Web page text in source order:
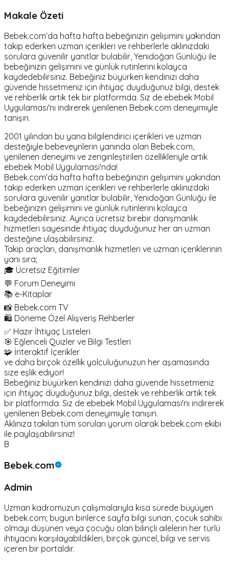
Makale Özeti
Bebek.com’da hafta hafta bebeğinizin gelişimini yakından
takip ederken uzman içerikleri ve rehberlerle aklınızdaki
sorulara güvenilir yanıtlar bulabilir, Yenidoğan Günlüğü ile
bebeğinizin gelişimini ve günlük rutinlerini kolayca
kaydedebilirsiniz. Bebeğiniz büyürken kendinizi daha
güvende hissetmeniz için ihtiyaç duyduğunuz bilgi, destek
ve rehberlik artık tek bir platformda. Siz de ebebek Mobil
Uygulaması'nı indirerek yenilenen Bebek.com deneyimiyle
tanışın.
2001 yılından bu yana bilgilendirici içerikleri ve uzman
desteğiyle bebeveynlerin yanında olan Bebek.com,
yenilenen deneyimi ve zenginleştirilen özellikleriyle artık
ebebek Mobil Uygulaması'nda!
Bebek.com’da hafta hafta bebeğinizin gelişimini yakından
takip ederken uzman içerikleri ve rehberlerle aklınızdaki
sorulara güvenilir yanıtlar bulabilir, Yenidoğan Günlüğü ile
bebeğinizin gelişimini ve günlük rutinlerini kolayca
kaydedebilirsiniz. Ayrıca ücretsiz birebir danışmanlık
hizmetleri sayesinde ihtiyaç duyduğunuz her an uzman
desteğine ulaşabilirsiniz.
Takip araçları, danışmanlık hizmetleri ve uzman içeriklerinin
yanı sıra;
🎓 Ücretsiz Eğitimler
💬 Forum Deneyimi
📚 e-Kitaplar
📸 Bebek.com TV
🛍️ Döneme Özel Alışveriş Rehberler
✅ Hazır İhtiyaç Listeleri
🎯 Eğlenceli Quizler ve Bilgi Testleri
🧩 İnteraktif İçerikler
ve daha birçok özellik yolculuğunuzun her aşamasında
size eşlik ediyor!
Bebeğiniz büyürken kendinizi daha güvende hissetmeniz
için ihtiyaç duyduğunuz bilgi, destek ve rehberlik artık tek
bir platformda. Siz de ebebek Mobil Uygulaması'nı indirerek
yenilenen Bebek.com deneyimiyle tanışın.
Aklınıza takılan tüm soruları yorum olarak bebek.com ekibi
ile paylaşabilirsiniz!
B
Bebek.com
Admin
Uzman kadromuzun çalışmalarıyla kısa sürede büyüyen
bebek.com; bugün binlerce sayfa bilgi sunan, çocuk sahibi
olmayı düşünen veya çocuğu olan bilinçli ailelerin her türlü
ihtiyacını karşılayabildikleri, birçok güncel, bilgi ve servis
içeren bir portaldır.